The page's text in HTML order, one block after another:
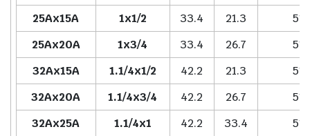
25Ax15A
1x1/2 33.4 21.3
25Ax20A
1x3/4 33.4 26.7
32Ax15A
1.1/4x1/2 42.2 21.3
32Ax20A
1.1/4x3/4 42.2 26.7
32Ax25A
1.1/4x1 42.2 33.4